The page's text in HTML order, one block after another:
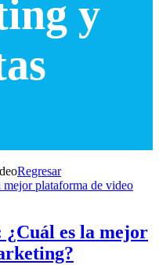
y
Regresar
¿Cuál es la mejor